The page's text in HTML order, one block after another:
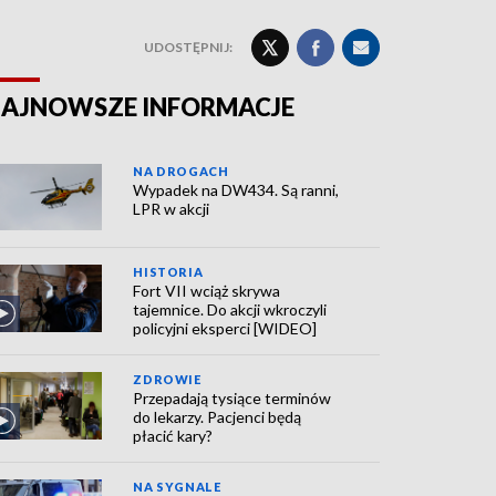
UDOSTĘPNIJ:
INFORMACJE
NA DROGACH
Wypadek na DW434. Są ranni,
LPR w akcji
HISTORIA
Fort VII wciąż skrywa
tajemnice. Do akcji wkroczyli
policyjni eksperci [WIDEO]
ZDROWIE
Przepadają tysiące terminów
do lekarzy. Pacjenci będą
płacić kary?
NA SYGNALE